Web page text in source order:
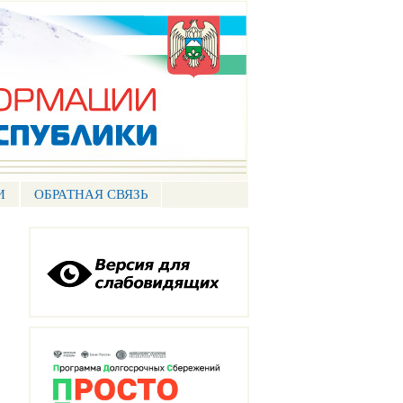
ОБРАТНАЯ СВЯЗЬ